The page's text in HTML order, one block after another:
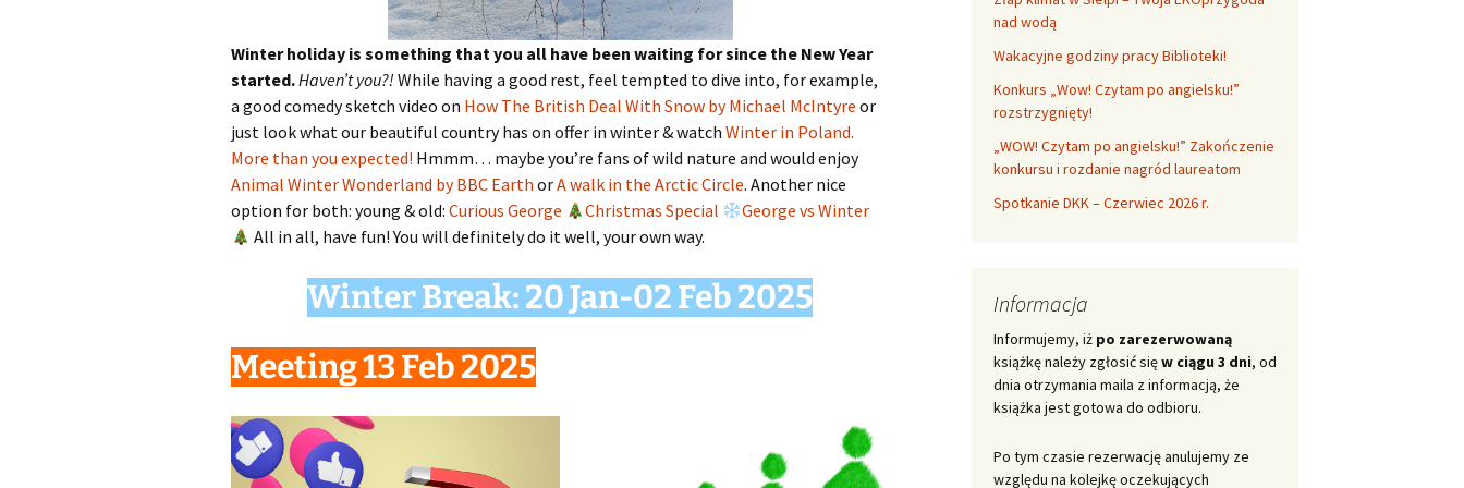
Winter holiday is something that you all have been waiting for since the New Year
started.Haven’t you?! While having a good rest, feel tempted to dive into, for example,
a good comedy sketch video on How The British Deal With Snow by Michael McIntyre or
just look what our beautiful country has on offer in winter & watch Winter in Poland.
More than you expected! Hmmm… maybe you’re fans of wild nature and would enjoy
Animal Winter Wonderland by BBC Earth orA walk in the Arctic Circle. Another nice
option for both: young & old: Curious George Christmas Special
George vs Winter
All in all, have fun! You will definitely do it well, your own way.
Winter Break: 20 Jan-02 Feb 2025
Meeting 13 Feb 2025
nad wodą
Wakacyjne godziny pracy Biblioteki!
Konkurs „Wow! Czytam po angielsku!”
rozstrzygnięty!
„WOW! Czytam po angielsku!” Zakończenie
konkursu i rozdanie nagród laureatom
Spotkanie DKK – Czerwiec 2026 r.
Informacja
Informujemy, iż po zarezerwowaną
książkę należy zgłosić sięw ciągu 3 dni, od
dnia otrzymania maila z informacją, że
książka jest gotowa do odbioru.
Po tym czasie rezerwację anulujemy ze
względu na kolejkę oczekujących